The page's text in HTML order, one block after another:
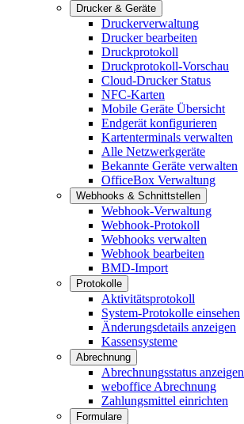
Drucker & Geräte
Druckerverwaltung
Drucker bearbeiten
Druckprotokoll
Druckprotokoll-Vorschau
Cloud-Drucker Status
NFC-Karten
Mobile Geräte Übersicht
Endgerät konfigurieren
Kartenterminals verwalten
Alle Netzwerkgeräte
Bekannte Geräte verwalten
OfficeBox Verwaltung
Webhooks & Schnittstellen
Webhook-Verwaltung
Webhook-Protokoll
Webhooks verwalten
Webhook bearbeiten
BMD-Import
Protokolle
Aktivitätsprotokoll
System-Protokolle einsehen
Änderungsdetails anzeigen
Kassensysteme
Abrechnung
Abrechnungsstatus anzeigen
weboffice Abrechnung
Zahlungsmittel einrichten
Formulare